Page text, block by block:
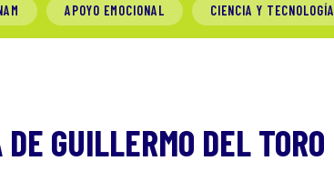
APOYO EMOCIONAL CIENCIA Y TECNOLOGÍA
GUILLERMO DEL TORO